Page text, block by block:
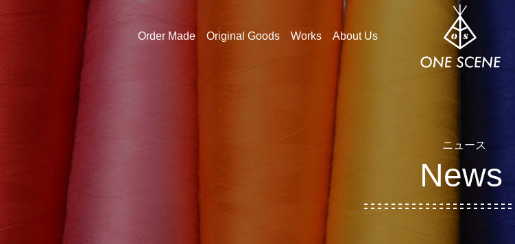
Order Made Original Goods Works About Us
ニュース
News